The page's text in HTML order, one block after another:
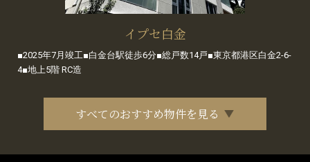
イプセ白金
■2025年7月竣工■白金台駅徒歩6分■総戸数14戸■東京都港区白金2-6-
4■地上5階 RC造
すべてのおすすめ物件を見る